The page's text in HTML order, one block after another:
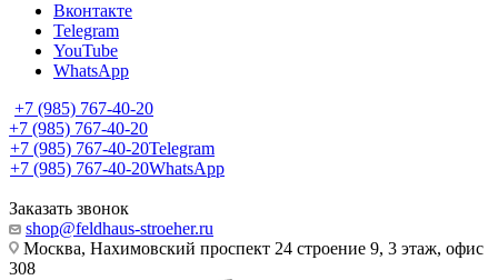
Вконтакте
Telegram
YouTube
WhatsApp
+7 (985) 767-40-20
+7 (985) 767-40-20
+7 (985) 767-40-20Telegram
+7 (985) 767-40-20WhatsApp
Заказать звонок
shop@feldhaus-stroeher.ru
Москва, Нахимовский проспект 24 строение 9, 3 этаж, офис
308